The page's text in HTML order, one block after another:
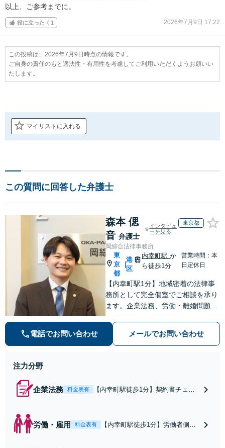
以上、ご参考までに。
役に立った 1 2026年7月9日 17:22
この投稿は、2026年7月9日時点の情報です。
ご自身の責任のもと適法性・有用性を考慮してご利用いただくようお願いい
たします。
マイリストに入れる
この質問に回答した弁護士
森本 偲
音 弁護士
インタビュ
ーを見る
東京都
岡綜合法律事務所
東
京
都
|
港
区
内幸町駅か
ら徒歩1分
営業時間：本
日定休日
【内幸町駅1分】地域密着の法律事
務所として完全個室でご相談を承り
ます。企業法務、労働・離婚問題、
応。早めのご相談が解決の近道で
す。一人で抱え込まず一緒に整理し
電話でお問い合わせ メールでお問い合わせ
注力分野
企業法務 料金表有
【内幸町駅徒歩1分】契約書チェッ
誠実に向き合います。月額3万円か
らの柔軟な顧問契約をご用意し、チ
労働・雇用 料金表有
【内幸町駅徒歩1分】労働者側・